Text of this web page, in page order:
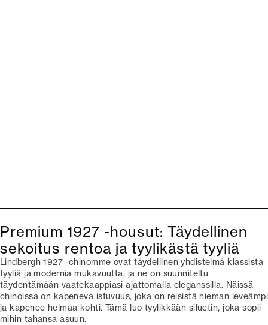
Premium 1927 -housut: Täydellinen
sekoitus rentoa ja tyylikästä tyyliä
Lindbergh 1927 -chinomme ovat täydellinen yhdistelmä klassista
tyyliä ja modernia mukavuutta, ja ne on suunniteltu
täydentämään vaatekaappiasi ajattomalla eleganssilla. Näissä
chinoissa on kapeneva istuvuus, joka on reisistä hieman leveämpi
ja kapenee helmaa kohti. Tämä luo tyylikkään siluetin, joka sopii
mihin tahansa asuun.